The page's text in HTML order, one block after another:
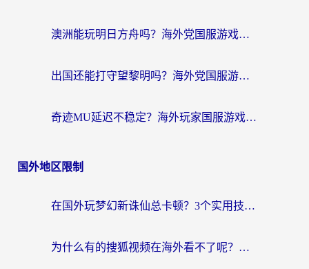
澳洲能玩明日方舟吗？海外党国服游戏畅玩终极指南（附实用加速器选择技巧）
出国还能打守望黎明吗？海外党国服游戏不卡顿的终极解法
奇迹MU延迟不稳定？海外玩家国服游戏加速器终极指南：从卡顿到丝滑的秘密
国外地区限制
在国外玩梦幻新诛仙总卡顿？3个实用技巧解决海外党痛点（附回国加速器选择指南）
为什么有的搜狐视频在海外看不了呢？留学生亲测有效的回国加速攻略